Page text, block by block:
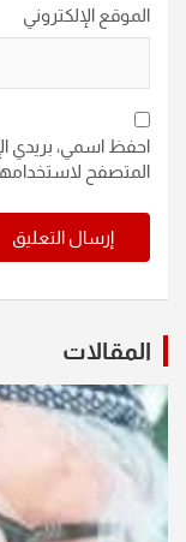
الموقع الإلكتروني
احفظ اسمي، بريدي
المتصفح
المقالات